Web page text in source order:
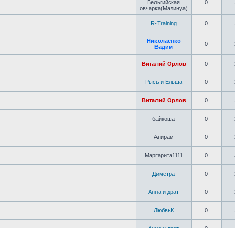
Бельгийская
овчарка(Малинуа)
0
R-Training 0
Николаенко
Вадим
0
Виталий Орлов 0
Рысь и Ельша 0
Виталий Орлов 0
байкоша 0
Анирам 0
Маргарита1111 0
Диметра 0
Анна и драт 0
ЛюбвьК 0